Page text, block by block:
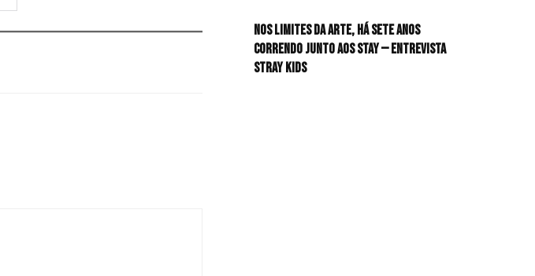
Nos limites da arte, há sete anos
correndo junto aos STAY — Entrevista
Stray Kids